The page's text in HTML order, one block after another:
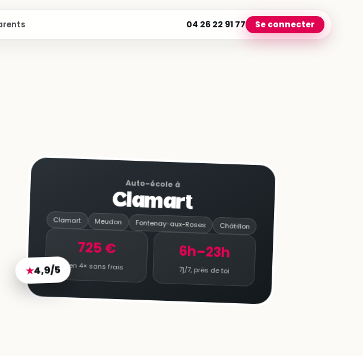
04 26 22 91 77 Se connecter
Auto-école à
Clamart
Clamart Meudon Fontenay-aux-Roses Châtillon
725 €
en 4× sans frais
6h–23h
7j/7, près de toi
★4,9/5